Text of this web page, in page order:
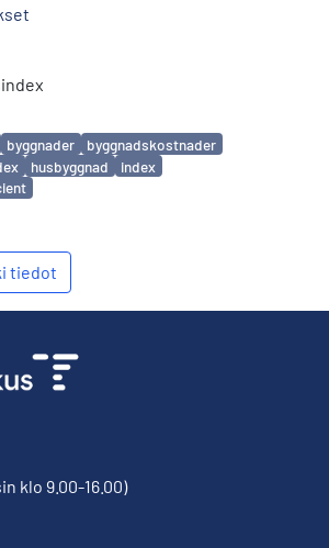
byggnader
byggnadskostnader
husbyggnad
index
tiedot
klo 9.00-16.00)